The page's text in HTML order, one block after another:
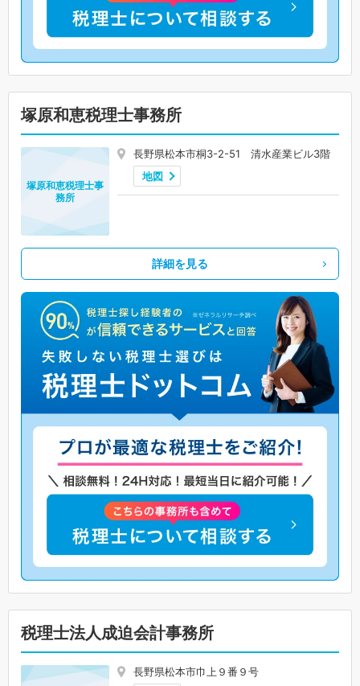
塚原和恵税理士事務所
長野県松本市桐3-2-51 清水産業ビル3階
地図
塚原和恵税理士事
務所
詳細を見る
税理士法人成迫会計事務所
長野県松本市巾上９番９号